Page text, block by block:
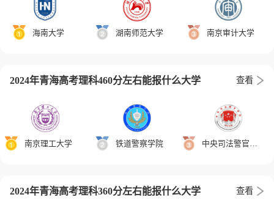
海南大学 湖南师范大学 南京审计大学
2024年青海高考理科460分左右能报什么大学 查看
南京理工大学 铁道警察学院 中央司法警官学院
2024年青海高考理科360分左右能报什么大学 查看